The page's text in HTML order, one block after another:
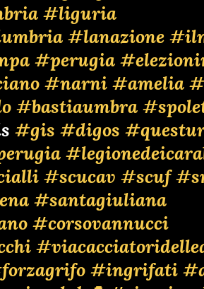
#liguria
#lanazione
#perugia
#narni #amelia
#bastiaumbra
#gis #digos
#scucav #scuf
#santagiuliana
#corsovannucci
#ingrifati